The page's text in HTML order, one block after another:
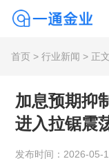
首页 > 行业新闻 > 正文
加息预期抑
进入拉锯震
发布时间：2026-05-